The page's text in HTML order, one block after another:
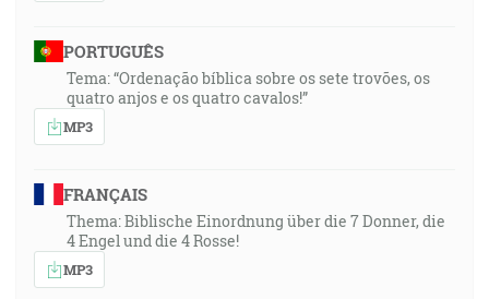
PORTUGUÊS
Tema: “Ordenação bíblica sobre os sete trovões, os
quatro anjos e os quatro cavalos!”
MP3
FRANÇAIS
Thema: Biblische Einordnung über die 7 Donner, die
4 Engel und die 4 Rosse!
MP3